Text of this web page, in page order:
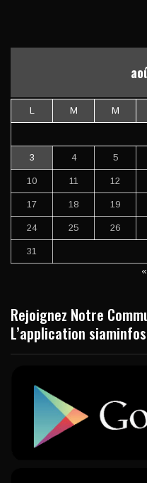
L M M
3 4 5
10 11 12
17 18 19
24 25 26
31
Rejoignez Notre
L’application